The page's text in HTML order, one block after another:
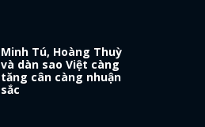
Minh Tú, Hoàng Thuỳ
và dàn sao Việt càng
tăng cân càng nhuận
sắc